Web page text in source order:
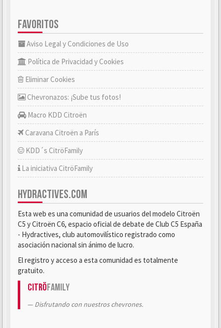
FAVORITOS
Aviso Legal y Condiciones de Uso
Política de Privacidad y Cookies
Eliminar Cookies
Chevronazos: ¡Sube tus fotos!
Macro KDD Citroën
Caravana Citroën a París
KDD´s CitröFamily
La iniciativa CitröFamily
HYDRACTIVES.COM
Esta web es una comunidad de usuarios del modelo Citroën
C5 y Citroën C6, espacio oficial de debate de Club C5 España
- Hydractives, club automovilístico registrado como
asociación nacional sin ánimo de lucro.
El registro y acceso a esta comunidad es totalmente
gratuito.
CitröFamily
Disfrutando con nuestros chevrones.